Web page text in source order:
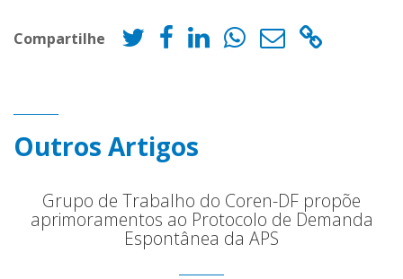
Compartilhe
Outros Artigos
Grupo de Trabalho do Coren-DF propõe
aprimoramentos ao Protocolo de Demanda
Espontânea da APS